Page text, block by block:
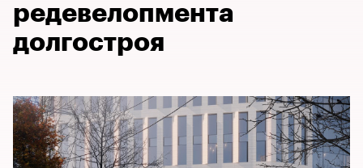
редевелопмента
долгостроя